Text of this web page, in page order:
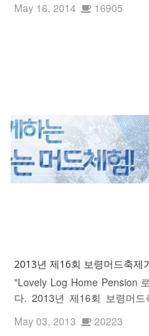
v/v04471dR7cR7KXTX11iiOdK
May 16, 2014 16905
2013년 제16회 보령머드축제
"Lovely Log Home Pension
다. 2013년 제16회 보령머드
May 03, 2013 20223